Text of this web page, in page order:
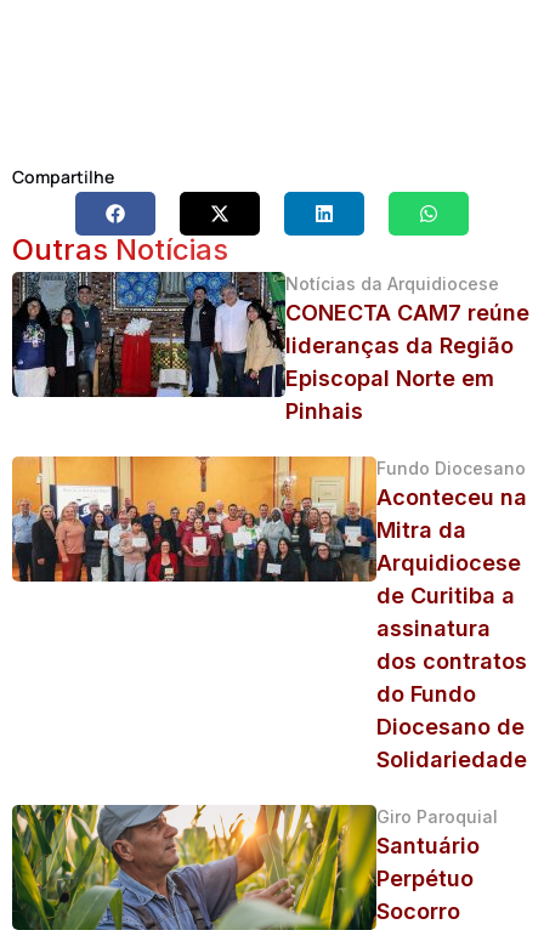
Compartilhe
Outras Notícias
Notícias da Arquidiocese
CONECTA CAM7 reúne
lideranças da Região
Episcopal Norte em
Pinhais
Fundo Diocesano
Aconteceu na
Mitra da
Arquidiocese
de Curitiba a
assinatura
dos contratos
do Fundo
Diocesano de
Solidariedade
Giro Paroquial
Santuário
Perpétuo
Socorro